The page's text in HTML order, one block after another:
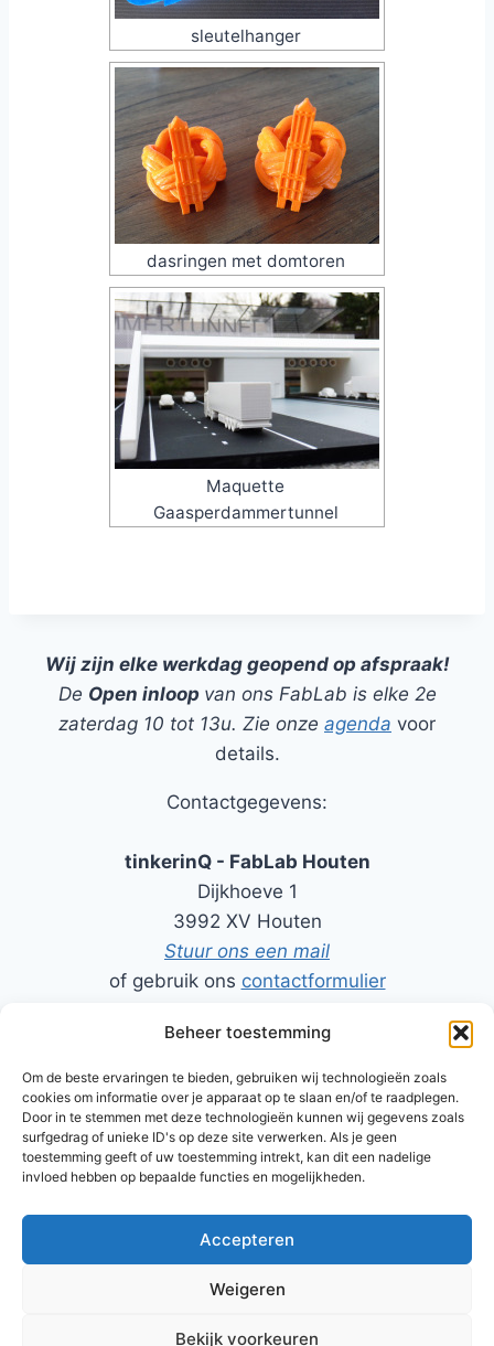
Beheer toestemming
Om de beste ervaringen te bieden, gebruiken wij technologieën zoals
cookies om informatie over je apparaat op te slaan en/of te raadplegen.
Door in te stemmen met deze technologieën kunnen wij gegevens zoals
surfgedrag of unieke ID's op deze site verwerken. Als je geen
toestemming geeft of uw toestemming intrekt, kan dit een nadelige
invloed hebben op bepaalde functies en mogelijkheden.
Accepteren
Weigeren
Bekijk voorkeuren
sleutelhanger
dasringen met domtoren
Maquette
Gaasperdammertunnel
Wij zijn elke werkdag geopend op afspraak!
De Open inloop van ons FabLab is elke 2e
zaterdag 10 tot 13u. Zie onze agenda voor
details.
Contactgegevens:
tinkerinQ - FabLab Houten
Dijkhoeve 1
3992 XV Houten
Stuur ons een mail
of gebruik ons contactformulier
06-50206464 - Rob
06-52494411 - Harry
TinkerinQ FabLab Houten is tot stand gekomen door de
Krachtfabriek
© 2026 tinkerinQ - WordPress thema door